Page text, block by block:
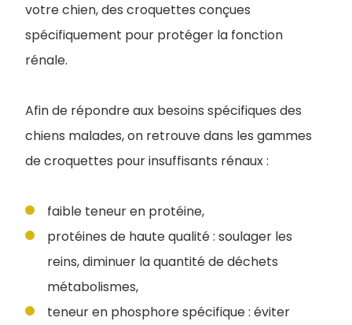
votre chien, des croquettes conçues
spécifiquement pour protéger la fonction
rénale.
Afin de répondre aux besoins spécifiques des
chiens malades, on retrouve dans les gammes
de croquettes pour insuffisants rénaux :
faible teneur en protéine,
protéines de haute qualité : soulager les
reins, diminuer la quantité de déchets
métabolismes,
teneur en phosphore spécifique : éviter